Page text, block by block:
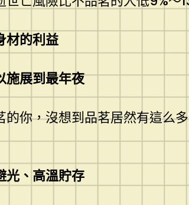
材的利益
施展到最年夜
的你，沒想到品茗居然有這么
光、高溫貯存